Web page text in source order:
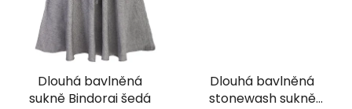
Dlouhá bavlněná
sukně Bindorai šedá
Dlouhá bavlněná
stonewash sukně